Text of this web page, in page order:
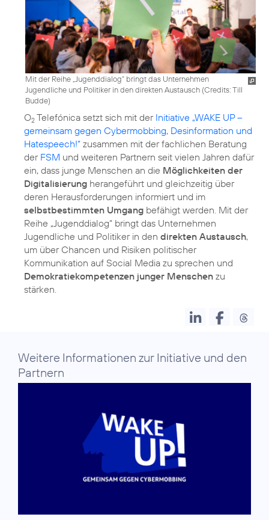
Mit der Reihe „Jugenddialog“ bringt das Unternehmen
Jugendliche und Politiker in den direkten Austausch (Credits: Till
Budde)
O2 Telefónica setzt sich mit der Initiative „WAKE UP –
gemeinsam gegen Cybermobbing, Desinformation und
Hatespeech!“ zusammen mit der fachlichen Beratung
der FSM und weiteren Partnern seit vielen Jahren dafür
ein, dass junge Menschen an die Möglichkeiten der
Digitalisierung herangeführt und gleichzeitig über
deren Herausforderungen informiert und im
selbstbestimmten Umgang befähigt werden. Mit der
Reihe „Jugenddialog“ bringt das Unternehmen
Jugendliche und Politiker in den direkten Austausch,
um über Chancen und Risiken politischer
Kommunikation auf Social Media zu sprechen und
Demokratiekompetenzen junger Menschen zu
stärken.
Weitere Informationen zur Initiative und den
Partnern